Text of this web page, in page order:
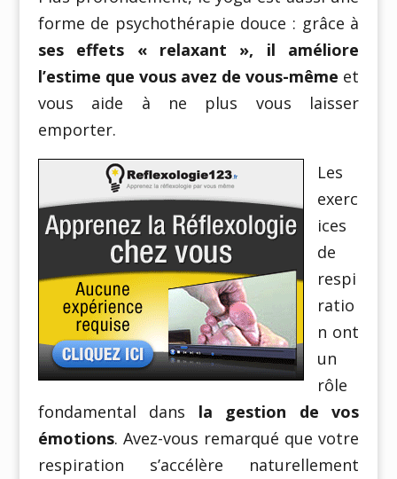
forme de psychothérapie douce : grâce à
ses effets « relaxant », il améliore
l’estime que vous avez de vous-même et
vous aide à ne plus vous laisser
emporter.
Les
exerc
ices
de
respi
ratio
n ont
un
rôle
fondamental dans la gestion de vos
émotions. Avez-vous remarqué que votre
respiration s’accélère naturellement